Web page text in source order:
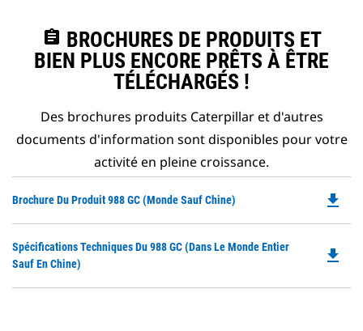
assignment BROCHURES DE PRODUITS ET
BIEN PLUS ENCORE PRÊTS À ÊTRE
TÉLÉCHARGÉS !
Des brochures produits Caterpillar et d'autres
documents d'information sont disponibles pour votre
activité en pleine croissance.
Brochure Du Produit 988 GC (Monde Sauf Chine) file_download
Spécifications Techniques Du 988 GC (dans Le Monde Entier
Sauf En Chine)
file_download